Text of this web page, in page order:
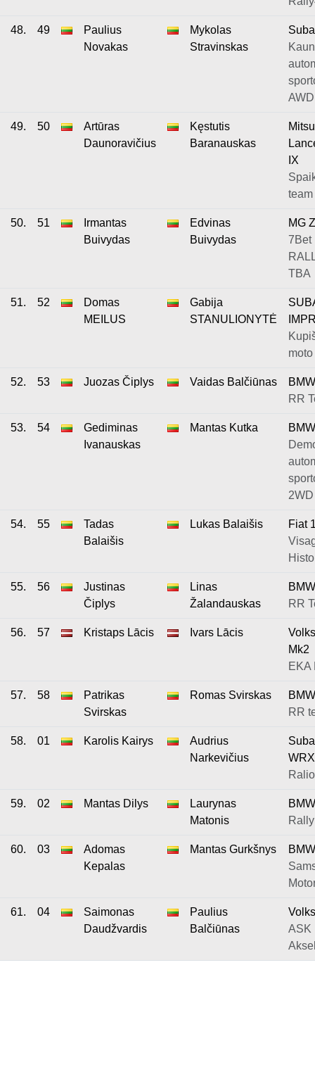
48. 49
Paulius
Novakas
Mykolas
Stravinskas
AWD
49. 50
Artūras
Daunoravičius
Kęstutis
Baranauskas
IX
team
50. 51
Irmantas
Buivydas
Edvinas
Buivydas
MG
7Bet
TBA
51. 52
Domas
MEILUS
Gabija
STANULIONYTĖ
52. 53 Juozas Čiplys Vaidas Balčiūnas
RR
53. 54
Gediminas
Ivanauskas
Mantas Kutka
2WD
54. 55
Tadas
Balaišis
Lukas Balaišis
Fiat
55. 56
Justinas
Čiplys
Linas
Žalandauskas
RR
56. 57 Kristaps Lācis Ivars Lācis
Mk2
EKA
57. 58
Patrikas
Svirskas
Romas Svirskas
RR
58. 01 Karolis Kairys
Audrius
Narkevičius
59. 02 Mantas Dilys
Laurynas
Matonis
60. 03
Adomas
Kepalas
Mantas Gurkšnys
61. 04
Saimonas
Daudžvardis
Paulius
Balčiūnas
ASK